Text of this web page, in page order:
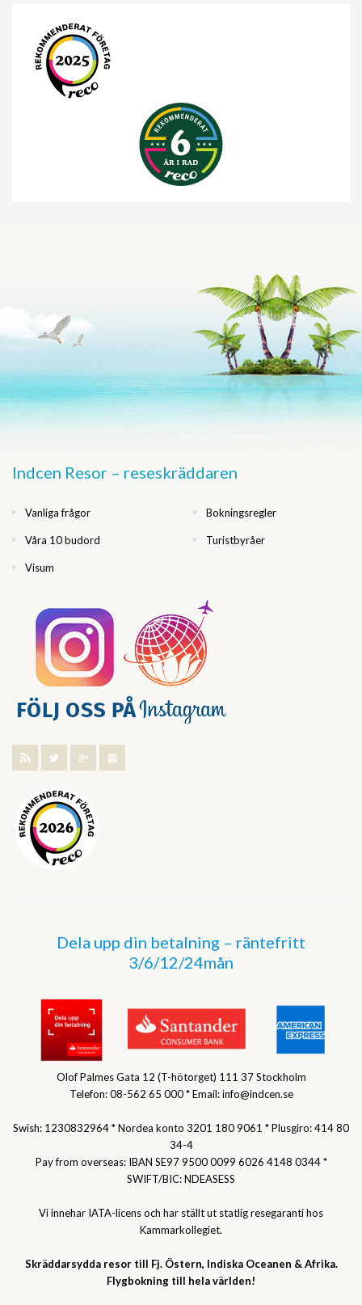
Indcen Resor – reseskräddaren
Vanliga frågor Bokningsregler
Våra 10 budord Turistbyråer
Visum
Dela upp din betalning – räntefritt
3/6/12/24mån
Olof Palmes Gata 12 (T-hötorget) 111 37 Stockholm
Telefon: 08-562 65 000 * Email: info@indcen.se
Swish: 1230832964 * Nordea konto 3201 180 9061 * Plusgiro: 414 80
34-4
Pay from overseas: IBAN SE97 9500 0099 6026 4148 0344 *
SWIFT/BIC: NDEASESS
Vi innehar IATA-licens och har ställt ut statlig resegaranti hos
Kammarkollegiet.
Skräddarsydda resor till Fj. Östern, Indiska Oceanen & Afrika.
Flygbokning till hela världen!